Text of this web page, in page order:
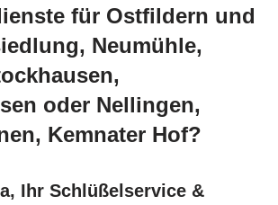
für Ostfildern und
Neumühle,
oder Nellingen,
Kemnater Hof?
Ihr Schlüßelservice &